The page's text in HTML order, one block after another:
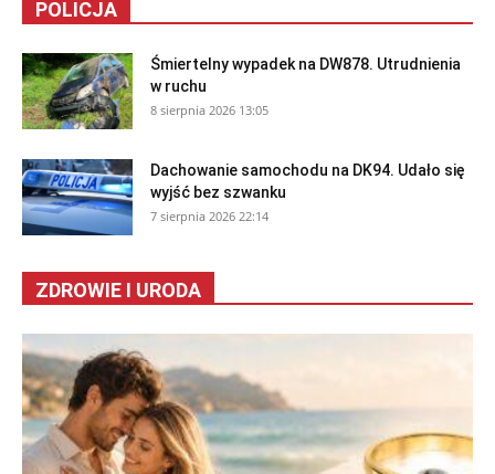
POLICJA
Śmiertelny wypadek na DW878. Utrudnienia
w ruchu
8 sierpnia 2026 13:05
Dachowanie samochodu na DK94. Udało się
wyjść bez szwanku
7 sierpnia 2026 22:14
ZDROWIE I URODA